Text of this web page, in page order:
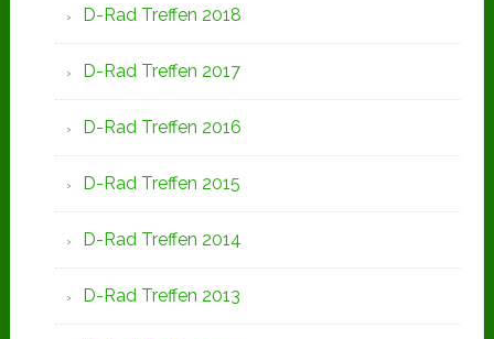
D-Rad Treffen 2018
D-Rad Treffen 2017
D-Rad Treffen 2016
D-Rad Treffen 2015
D-Rad Treffen 2014
D-Rad Treffen 2013